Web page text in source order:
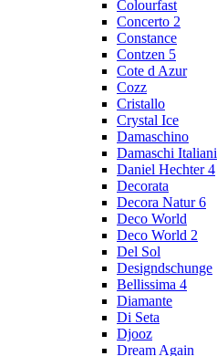
Colourfast
Concerto 2
Constance
Contzen 5
Cote d Azur
Cozz
Cristallo
Crystal Ice
Damaschino
Damaschi Italiani
Daniel Hechter 4
Decorata
Decora Natur 6
Deco World
Deco World 2
Del Sol
Designdschunge
Bellissima 4
Diamante
Di Seta
Djooz
Dream Again